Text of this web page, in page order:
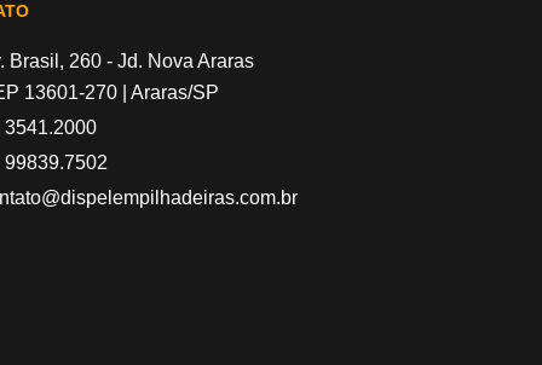
Brasil, 260 - Jd. Nova Araras
13601-270 | Araras/SP
3541.2000
99839.7502